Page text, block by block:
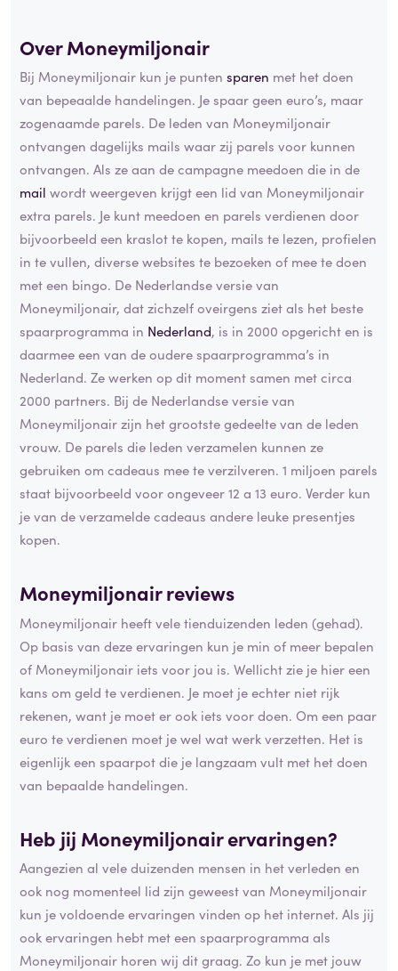
Over Moneymiljonair
Bij Moneymiljonair kun je punten sparen met het doen
van bepeaalde handelingen. Je spaar geen euro’s, maar
zogenaamde parels. De leden van Moneymiljonair
ontvangen dagelijks mails waar zij parels voor kunnen
ontvangen. Als ze aan de campagne meedoen die in de
mail wordt weergeven krijgt een lid van Moneymiljonair
extra parels. Je kunt meedoen en parels verdienen door
bijvoorbeeld een kraslot te kopen, mails te lezen, profielen
in te vullen, diverse websites te bezoeken of mee te doen
met een bingo. De Nederlandse versie van
Moneymiljonair, dat zichzelf oveirgens ziet als het beste
spaarprogramma in Nederland, is in 2000 opgericht en is
daarmee een van de oudere spaarprogramma’s in
Nederland. Ze werken op dit moment samen met circa
2000 partners. Bij de Nederlandse versie van
Moneymiljonair zijn het grootste gedeelte van de leden
vrouw. De parels die leden verzamelen kunnen ze
gebruiken om cadeaus mee te verzilveren. 1 miljoen parels
staat bijvoorbeeld voor ongeveer 12 a 13 euro. Verder kun
je van de verzamelde cadeaus andere leuke presentjes
kopen.
Moneymiljonair reviews
Moneymiljonair heeft vele tienduizenden leden (gehad).
Op basis van deze ervaringen kun je min of meer bepalen
of Moneymiljonair iets voor jou is. Wellicht zie je hier een
kans om geld te verdienen. Je moet je echter niet rijk
rekenen, want je moet er ook iets voor doen. Om een paar
euro te verdienen moet je wel wat werk verzetten. Het is
eigenlijk een spaarpot die je langzaam vult met het doen
van bepaalde handelingen.
Heb jij Moneymiljonair ervaringen?
Aangezien al vele duizenden mensen in het verleden en
ook nog momenteel lid zijn geweest van Moneymiljonair
kun je voldoende ervaringen vinden op het internet. Als jij
ook ervaringen hebt met een spaarprogramma als
Moneymiljonair horen wij dit graag. Zo kun je met jouw